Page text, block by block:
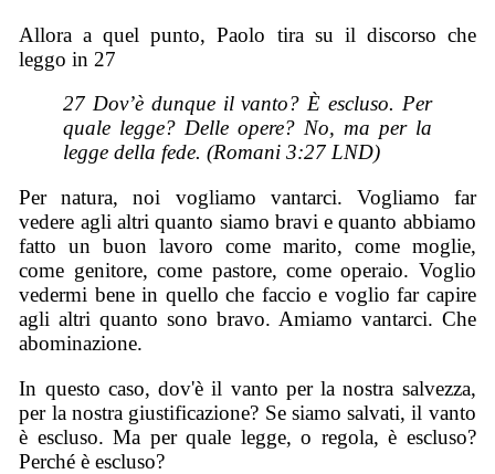
Allora a quel punto, Paolo tira su il discorso che
leggo in 27
27 Dov’è dunque il vanto? È escluso. Per
quale legge? Delle opere? No, ma per la
legge della fede. (Romani 3:27 LND)
Per natura, noi vogliamo vantarci. Vogliamo far
vedere agli altri quanto siamo bravi e quanto abbiamo
fatto un buon lavoro come marito, come moglie,
come genitore, come pastore, come operaio. Voglio
vedermi bene in quello che faccio e voglio far capire
agli altri quanto sono bravo. Amiamo vantarci. Che
abominazione.
In questo caso, dov'è il vanto per la nostra salvezza,
per la nostra giustificazione? Se siamo salvati, il vanto
è escluso. Ma per quale legge, o regola, è escluso?
Perché è escluso?